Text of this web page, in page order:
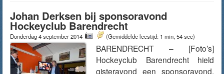
Johan Derksen bij sponsoravond
Hockeyclub Barendrecht
Donderdag 4 september 2014 (Gemiddelde leestijd: 1 min, 54 sec)
BARENDRECHT – [Foto’s]
Hockeyclub Barendrecht hield
gisteravond een sponsoravond,